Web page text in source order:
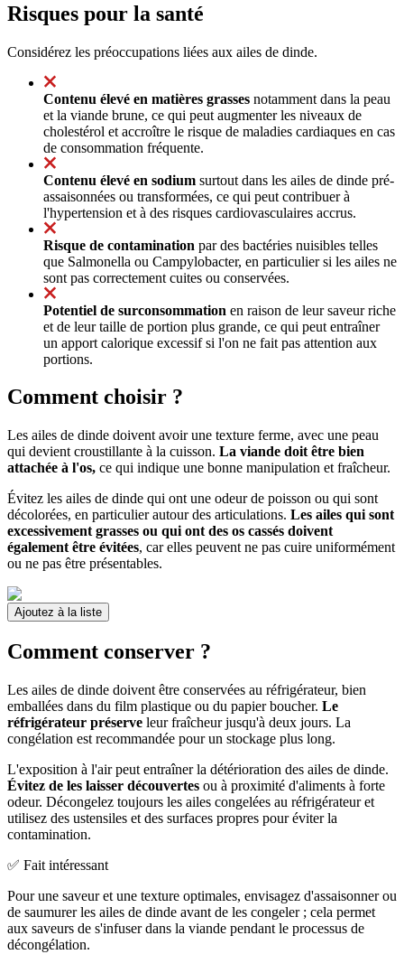
Risques pour la santé
Considérez les préoccupations liées aux ailes de dinde.
Contenu élevé en matières grasses notamment dans la peau
et la viande brune, ce qui peut augmenter les niveaux de
cholestérol et accroître le risque de maladies cardiaques en cas
de consommation fréquente.
Contenu élevé en sodium surtout dans les ailes de dinde pré-
assaisonnées ou transformées, ce qui peut contribuer à
l'hypertension et à des risques cardiovasculaires accrus.
Risque de contamination par des bactéries nuisibles telles
que Salmonella ou Campylobacter, en particulier si les ailes ne
sont pas correctement cuites ou conservées.
Potentiel de surconsommation en raison de leur saveur riche
et de leur taille de portion plus grande, ce qui peut entraîner
un apport calorique excessif si l'on ne fait pas attention aux
portions.
Comment choisir ?
Les ailes de dinde doivent avoir une texture ferme, avec une peau
qui devient croustillante à la cuisson. La viande doit être bien
attachée à l'os, ce qui indique une bonne manipulation et fraîcheur.
Évitez les ailes de dinde qui ont une odeur de poisson ou qui sont
décolorées, en particulier autour des articulations. Les ailes qui sont
excessivement grasses ou qui ont des os cassés doivent
également être évitées, car elles peuvent ne pas cuire uniformément
ou ne pas être présentables.
Ajoutez à la liste
Comment conserver ?
Les ailes de dinde doivent être conservées au réfrigérateur, bien
emballées dans du film plastique ou du papier boucher. Le
réfrigérateur préserve leur fraîcheur jusqu'à deux jours. La
congélation est recommandée pour un stockage plus long.
L'exposition à l'air peut entraîner la détérioration des ailes de dinde.
Évitez de les laisser découvertes ou à proximité d'aliments à forte
odeur. Décongelez toujours les ailes congelées au réfrigérateur et
utilisez des ustensiles et des surfaces propres pour éviter la
contamination.
✅ Fait intéressant
Pour une saveur et une texture optimales, envisagez d'assaisonner ou
de saumurer les ailes de dinde avant de les congeler ; cela permet
aux saveurs de s'infuser dans la viande pendant le processus de
décongélation.